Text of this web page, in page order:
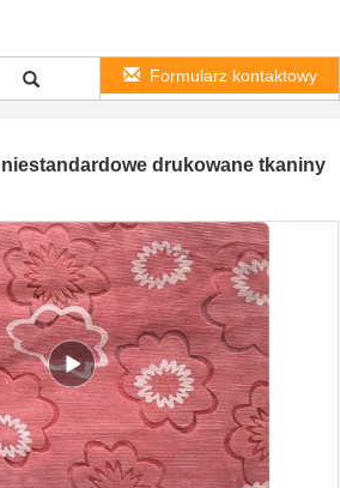
Formularz kontaktowy
drukowane tkaniny